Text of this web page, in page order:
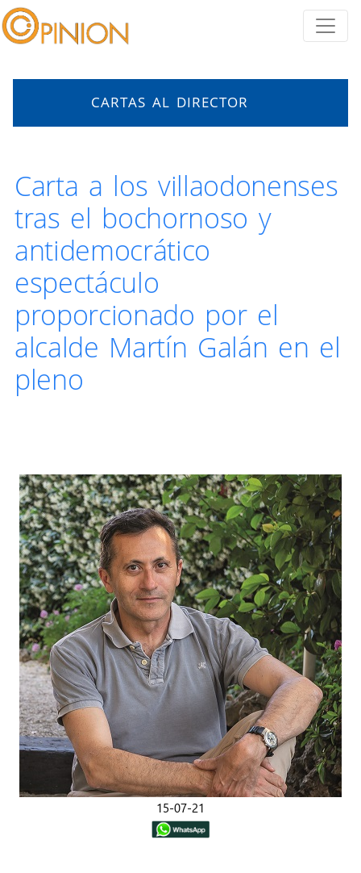
CARTAS AL DIRECTOR
Carta a los villaodonenses
tras el bochornoso y
antidemocrático
espectáculo
proporcionado por el
alcalde Martín Galán en el
pleno
15-07-21